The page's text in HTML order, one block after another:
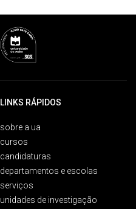
LINKS RÁPIDOS
sobre a ua
cursos
candidaturas
departamentos e escolas
serviços
unidades de investigação